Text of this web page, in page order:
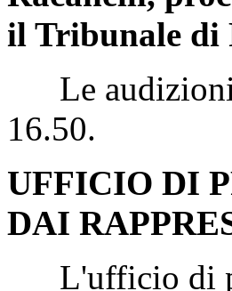
il Tribunale di
Le audizioni
16.50.
UFFICIO DI
DAI
L'ufficio di